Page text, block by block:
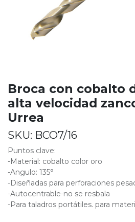
Broca con cobalto
alta velocidad
Urrea
SKU: BCO7/16
Puntos clave:
-Material: cobalto color oro
-Angulo: 135°
-Diseñadas para perforaciones
-Autocentrable-no se resbala
-Para taladros portátiles. para